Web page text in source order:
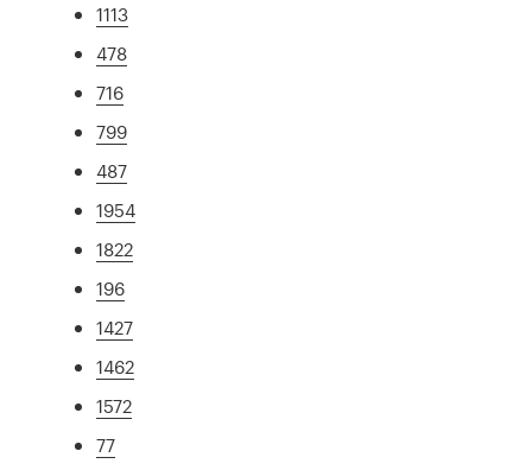
1113
478
716
799
487
1954
1822
196
1427
1462
1572
77